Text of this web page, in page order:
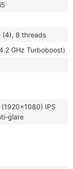
(4), 8 threads
GHz Turboboost)
(1920×1080) IPS
glare